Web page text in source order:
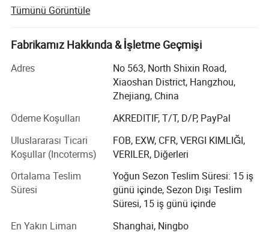
JINGHU GLASS'ın profesyonel üretimi ve teknik personeli,
ürünlerin tam olarak kalifiye olduğunu vaat eden eksiksiz
bir kalite yönetim sistemi. Ürünler CE, REACH kalite
sertifikası almıştır. Müşterilerimize yaptığımız her projeyi
benzersiz bir şekilde kendi projelerine dahil etmek için
yukarılara ve ötesine geçtiğimizden gurur duyuyoruz. Bu
nedenle, gereksinimleriniz ne kadar büyük veya küçük
olarak katılmasını sağlayacağız.
NEDEN BİZİ SEÇİM?
1.Cam ve ayna üretimi ve ihracatı konusunda 15 yıldan
fazla deneyim
2.dünyanın dört bir yanındaki 60'den fazla ülkeye ihraç
eden yüksek kaliteli cam ve ayna
Tümünü Görüntüle
Fabrikamız Hakkında & İşletme Geçmişi
Adres
No 563, North Shixin Road,
Xiaoshan District, Hangzhou,
Zhejiang, China
Ödeme Koşulları
AKREDITIF, T/T, D/P, PayPal
Uluslararası Ticari
Koşullar (Incoterms)
FOB, EXW, CFR, VERGI KIMLIĞI,
VERILER, Diğerleri
Ortalama Teslim
Süresi
Yoğun Sezon Teslim Süresi: 15 iş
günü içinde, Sezon Dışı Teslim
Süresi, 15 iş günü içinde
En Yakın Liman
Shanghai, Ningbo